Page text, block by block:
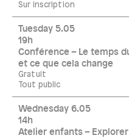
Sur inscription
Tuesday 5.05
19h
Conférence – Le temps
et ce que cela change
Gratuit
Tout public
Wednesday 6.05
14h
Atelier enfants –